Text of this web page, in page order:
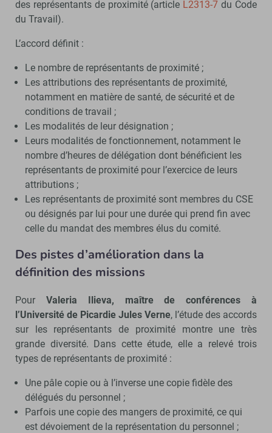
des représentants de proximité (article L2313-7 du Code
du Travail).
L’accord définit :
Le nombre de représentants de proximité ;
Les attributions des représentants de proximité,
notamment en matière de santé, de sécurité et de
conditions de travail ;
Les modalités de leur désignation ;
Leurs modalités de fonctionnement, notamment le
nombre d’heures de délégation dont bénéficient les
représentants de proximité pour l’exercice de leurs
attributions ;
Les représentants de proximité sont membres du CSE
ou désignés par lui pour une durée qui prend fin avec
celle du mandat des membres élus du comité.
Des pistes d’amélioration dans la
définition des missions
Pour Valeria Ilieva, maître de conférences à
l’Université de Picardie Jules Verne, l’étude des accords
sur les représentants de proximité montre une très
grande diversité. Dans cette étude, elle a relevé trois
types de représentants de proximité :
Une pâle copie ou à l’inverse une copie fidèle des
délégués du personnel ;
Parfois une copie des mangers de proximité, ce qui
est dévoiement de la représentation du personnel ;